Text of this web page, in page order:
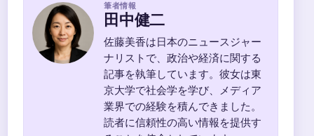
筆者情報
田中健二
佐藤美香は日本のニュースジャー
ナリストで、政治や経済に関する
記事を執筆しています。彼女は東
京大学で社会学を学び、メディア
業界での経験を積んできました。
読者に信頼性の高い情報を提供す